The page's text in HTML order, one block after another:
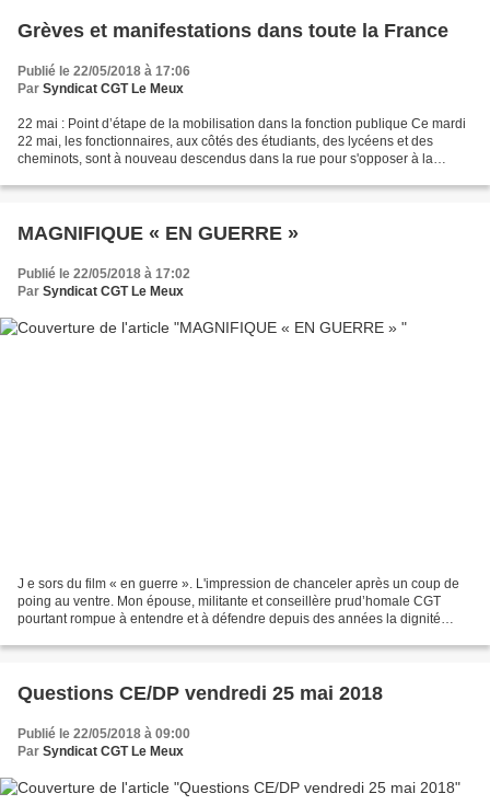
Grèves et manifestations dans toute la France
Publié le 22/05/2018 à 17:06
Par Syndicat CGT Le Meux
22 mai : Point d’étape de la mobilisation dans la fonction publique Ce mardi
22 mai, les fonctionnaires, aux côtés des étudiants, des lycéens et des
cheminots, sont à nouveau descendus dans la rue pour s'opposer à la
MAGNIFIQUE « EN GUERRE »
Publié le 22/05/2018 à 17:02
Par Syndicat CGT Le Meux
J e sors du film « en guerre ». L'impression de chanceler après un coup de
poing au ventre. Mon épouse, militante et conseillère prud’homale CGT
pourtant rompue à entendre et à défendre depuis des années la dignité
Questions CE/DP vendredi 25 mai 2018
Publié le 22/05/2018 à 09:00
Par Syndicat CGT Le Meux